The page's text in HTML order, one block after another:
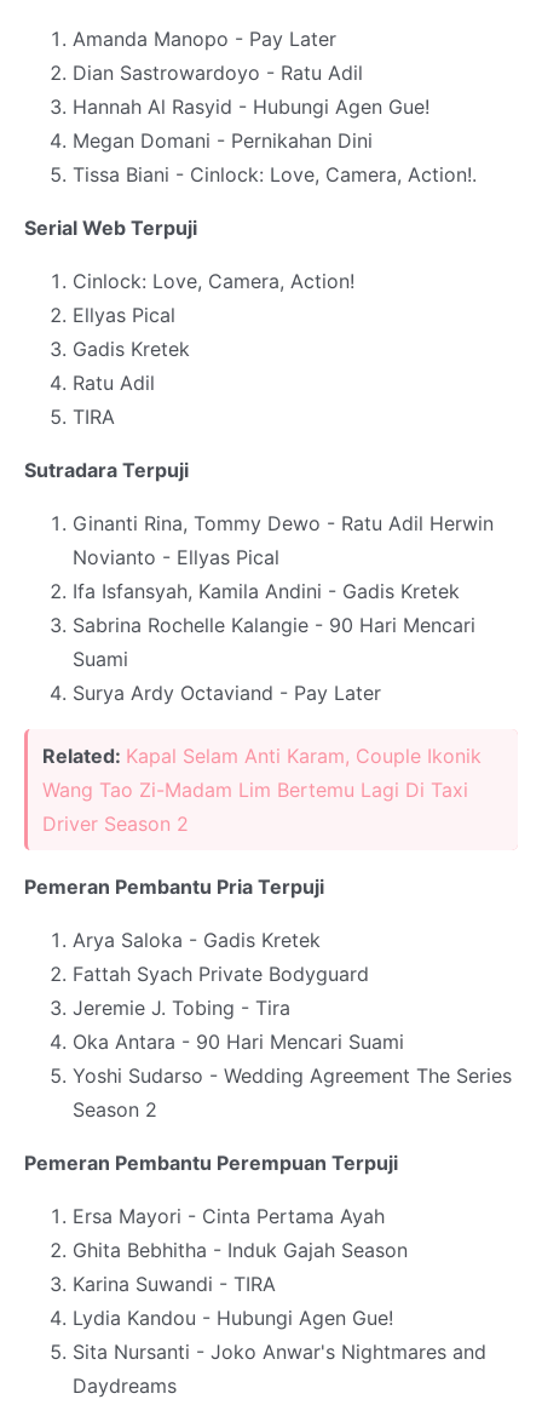
Amanda Manopo - Pay Later
Dian Sastrowardoyo - Ratu Adil
Hannah Al Rasyid - Hubungi Agen Gue!
Megan Domani - Pernikahan Dini
Tissa Biani - Cinlock: Love, Camera, Action!.
Serial Web Terpuji
Cinlock: Love, Camera, Action!
Ellyas Pical
Gadis Kretek
Ratu Adil
TIRA
Sutradara Terpuji
Ginanti Rina, Tommy Dewo - Ratu Adil Herwin
Novianto - Ellyas Pical
Ifa Isfansyah, Kamila Andini - Gadis Kretek
Sabrina Rochelle Kalangie - 90 Hari Mencari
Suami
Surya Ardy Octaviand - Pay Later
Related: Kapal Selam Anti Karam, Couple Ikonik
Wang Tao Zi-Madam Lim Bertemu Lagi Di Taxi
Driver Season 2
Pemeran Pembantu Pria Terpuji
Arya Saloka - Gadis Kretek
Fattah Syach Private Bodyguard
Jeremie J. Tobing - Tira
Oka Antara - 90 Hari Mencari Suami
Yoshi Sudarso - Wedding Agreement The Series
Season 2
Pemeran Pembantu Perempuan Terpuji
Ersa Mayori - Cinta Pertama Ayah
Ghita Bebhitha - Induk Gajah Season
Karina Suwandi - TIRA
Lydia Kandou - Hubungi Agen Gue!
Sita Nursanti - Joko Anwar's Nightmares and
Daydreams